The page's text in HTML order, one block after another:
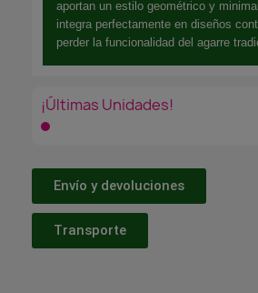
aportan un estilo geométrico y
integra perfectamente en diseños
perder la funcionalidad del agarre
¡Últimas Unidades!
Envío y devoluciones
Transporte